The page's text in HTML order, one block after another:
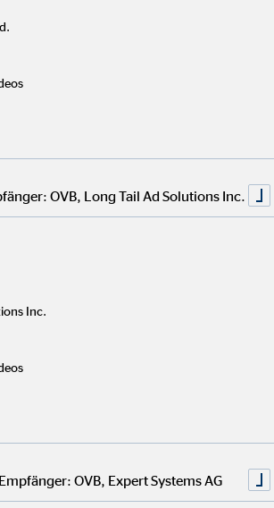
OVB
OVB in Chemnitz
*
OVB, Long Tail Ad Solutions Inc.
Inc.
OVB, Expert Systems AG